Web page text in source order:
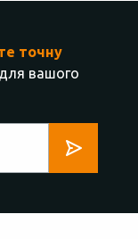
точну
для вашого